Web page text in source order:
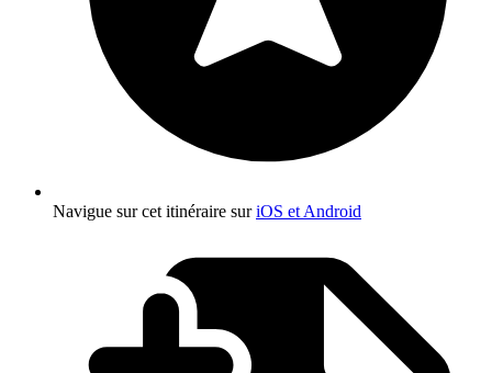
Navigue sur cet itinéraire suriOS et Android